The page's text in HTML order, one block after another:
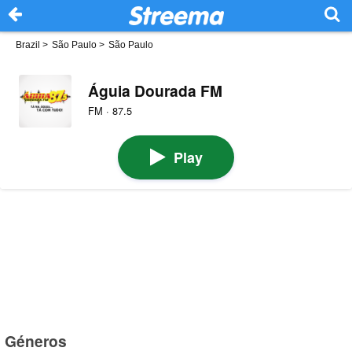
Brazil > São Paulo > São Paulo
Águia Dourada FM
FM · 87.5
Play
Géneros